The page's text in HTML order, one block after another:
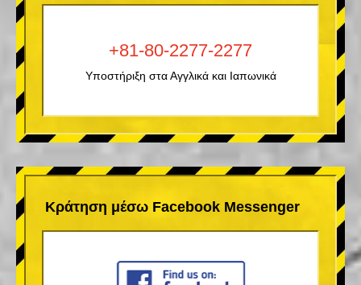
+81-80-2277-2277
Υποστήριξη στα Αγγλικά και Ιαπωνικά
Κράτηση μέσω Facebook Messenger